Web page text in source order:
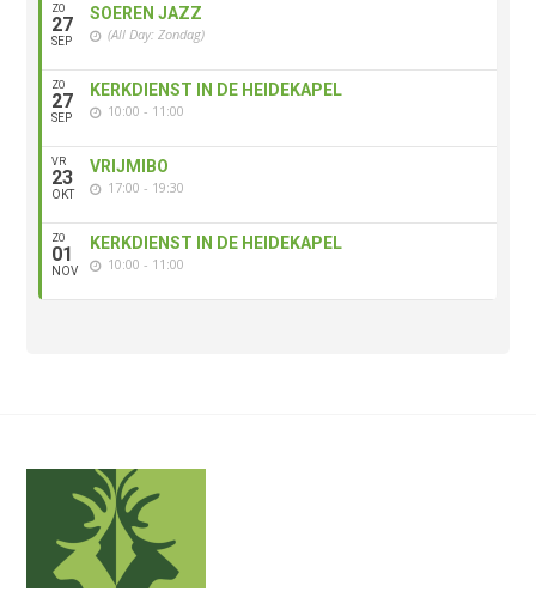
ZO
27
SEP
SOEREN JAZZ
(All Day: Zondag)
ZO
27
SEP
KERKDIENST IN DE HEIDEKAPEL
10:00 - 11:00
VR
23
OKT
VRIJMIBO
17:00 - 19:30
ZO
01
NOV
KERKDIENST IN DE HEIDEKAPEL
10:00 - 11:00